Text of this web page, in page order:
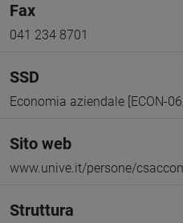
Fax
041 234 8701
SSD
Economia aziendale [ECON-
Sito web
www.unive.it/persone/csaccon
Struttura